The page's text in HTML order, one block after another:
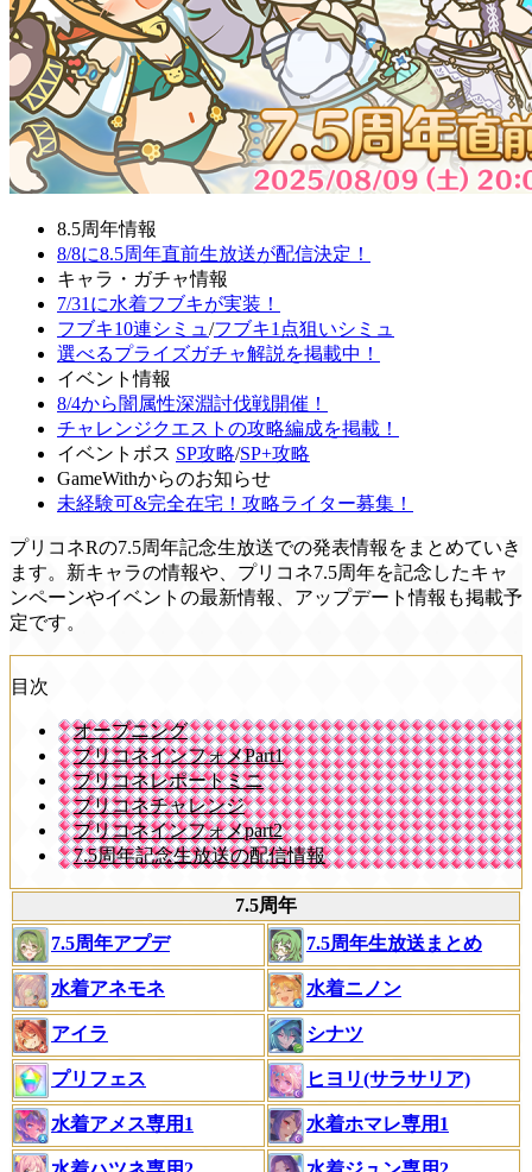
8.5周年情報
8/8に8.5周年直前生放送が配信決定！
キャラ・ガチャ情報
7/31に水着フブキが実装！
フブキ10連シミュ /フブキ1点狙いシミュ
選べるプライズガチャ解説を掲載中！
イベント情報
8/4から闇属性深淵討伐戦開催！
チャレンジクエストの攻略編成を掲載！
イベントボス SP攻略/SP+攻略
GameWithからのお知らせ
未経験可&完全在宅！攻略ライター募集！
プリコネRの7.5周年記念生放送での発表情報をまとめていき
ます。新キャラの情報や、プリコネ7.5周年を記念したキャ
ンペーンやイベントの最新情報、アップデート情報も掲載予
定です。
目次
オープニング
プリコネインフォメPart1
プリコネレポートミニ
プリコネチャレンジ
プリコネインフォメpart2
7.5周年記念生放送の配信情報
7.5周年
7.5周年アプデ
7.5周年生放送まとめ
水着アネモネ 水着ニノン
アイラ シナツ
プリフェス ヒヨリ(サラサリア)
水着アメス専用1 水着ホマレ専用1